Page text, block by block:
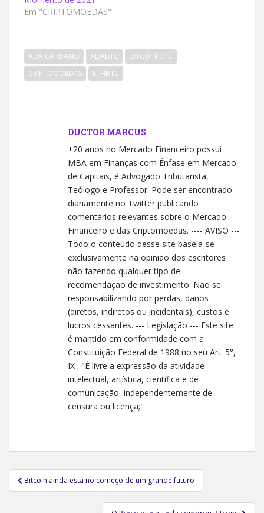
Em "CRIPTOMOEDAS"
ADA CARDANO ADABTC
BITCOIN BTC
CRIPTOMOEDAS
ETHBTC
DUCTOR MARCUS
+20 anos no Mercado Financeiro possui
MBA em Finanças com Ênfase em Mercado
de Capitais, é Advogado Tributarista,
Teólogo e Professor. Pode ser encontrado
diariamente no Twitter publicando
comentários relevantes sobre o Mercado
Financeiro e das Criptomoedas. ---- AVISO ---
Todo o conteúdo desse site baseia-se
exclusivamente na opinião dos escritores
não fazendo qualquer tipo de
recomendação de investimento. Não se
responsabilizando por perdas, danos
(diretos, indiretos ou incidentais), custos e
lucros cessantes. --- Legislação --- Este site
é mantido em conformidade com a
Constituição Federal de 1988 no seu Art. 5°,
IX : "É livre a expressão da atividade
intelectual, artística, científica e de
comunicação, independentemente de
censura ou licença;"
Navegação
de
Bitcoin ainda está no começo de um grande futuro